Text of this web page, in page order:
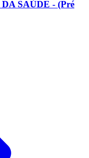
SAÚDE - (Pré